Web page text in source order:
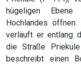
hügeligen
Hochlandes
verläuft er entlang
die Straße
beschreibt einen